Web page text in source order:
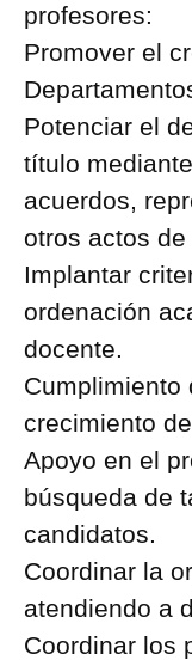
profesores:
Promover el
Potenciar el
título
acuerdos,
otros actos de
Implantar
ordenación
docente.
Cumplimiento
crecimiento
Apoyo en el
búsqueda de
candidatos.
Coordinar la
atendiendo a
Coordinar los